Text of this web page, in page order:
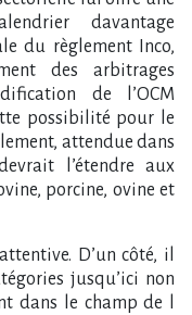
davantage
du règlement Inco,
des arbitrages
de l​‌’OCM
possibilité pour le
attendue dans
l​‌’étendre aux
porcine, ovine et
D​‌’un côté, il
jusqu​‌’ici non
dans le champ de l​